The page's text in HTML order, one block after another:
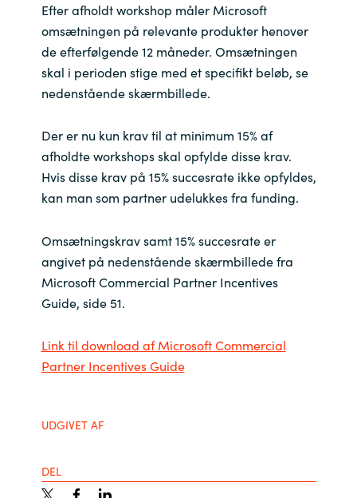
Romania
Serbia
Singapore
Spain
Sri Lanka
Sweden
Ukraine
Efter afholdt workshop måler Microsoft
omsætningen på relevante produkter henover
de efterfølgende 12 måneder. Omsætningen
skal i perioden stige med et specifikt beløb, se
nedenstående skærmbillede.
Der er nu kun krav til at minimum 15% af
afholdte workshops skal opfylde disse krav.
Hvis disse krav på 15% succesrate ikke opfyldes,
kan man som partner udelukkes fra funding.
Omsætningskrav samt 15% succesrate er
angivet på nedenstående skærmbillede fra
Microsoft Commercial Partner Incentives
Guide, side 51.
Link til download af Microsoft Commercial
Partner Incentives Guide
UDGIVET AF
DEL